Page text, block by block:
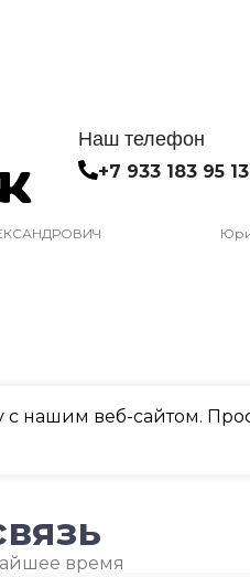
Наш телефон
+7 933 183 95 13
нашим веб-сайтом.
время